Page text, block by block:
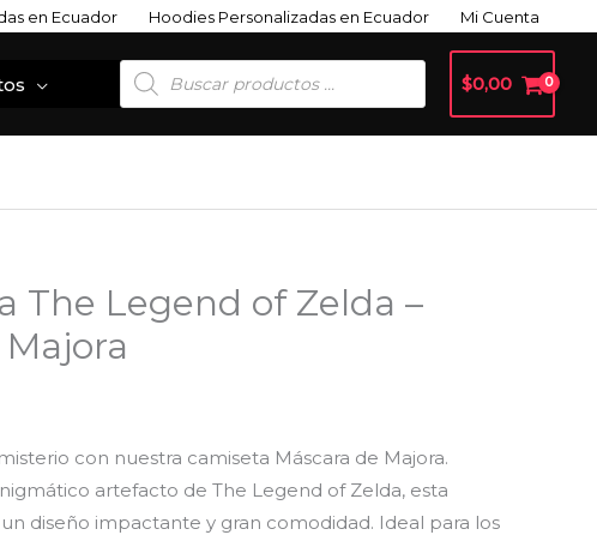
en Ecuador Hoodies Personalizadas en Ecuador Mi Cuenta
Búsqueda
De
Productos
$0,00
The Legend of Zelda –
con nuestra camiseta Máscara de Majora.
artefacto de The Legend of Zelda, esta
diseño impactante y gran comodidad. Ideal para los